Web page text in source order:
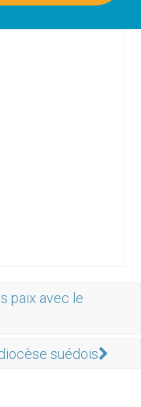
paix avec le
suédois